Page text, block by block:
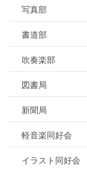
写真部
書道部
吹奏楽部
図書局
新聞局
軽音楽同好会
イラスト同好会